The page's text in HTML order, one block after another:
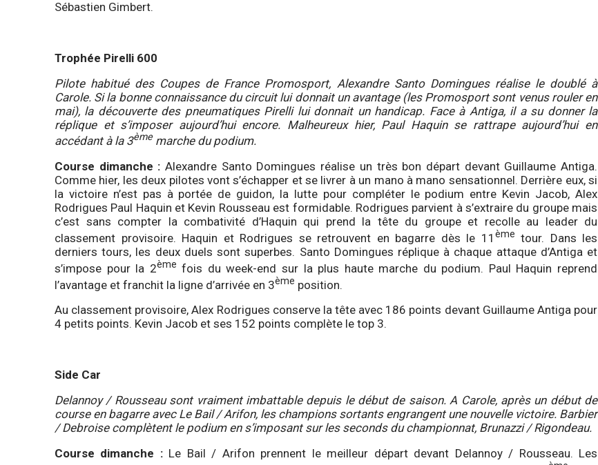
Sébastien Gimbert.
Trophée Pirelli 600
Pilote habitué des Coupes de France Promosport, Alexandre Santo Domingues réalise le doublé à
Carole. Si la bonne connaissance du circuit lui donnait un avantage (les Promosport sont venus rouler en
mai), la découverte des pneumatiques Pirelli lui donnait un handicap. Face à Antiga, il a su donner la
réplique et s’imposer aujourd’hui encore. Malheureux hier, Paul Haquin se rattrape aujourd’hui en
accédant à la 3ème marche du podium.
Course dimanche :Alexandre Santo Domingues réalise un très bon départ devant Guillaume Antiga.
Comme hier, les deux pilotes vont s’échapper et se livrer à un mano à mano sensationnel. Derrière eux, si
la victoire n’est pas à portée de guidon, la lutte pour compléter le podium entre Kevin Jacob, Alex
Rodrigues Paul Haquin et Kevin Rousseau est formidable. Rodrigues parvient à s’extraire du groupe mais
c’est sans compter la combativité d’Haquin qui prend la tête du groupe et recolle au leader du
classement provisoire. Haquin et Rodrigues se retrouvent en bagarre dès le 11 ème tour. Dans les
derniers tours, les deux duels sont superbes. Santo Domingues réplique à chaque attaque d’Antiga et
s’impose pour la 2ème fois du week-end sur la plus haute marche du podium. Paul Haquin reprend
l’avantage et franchit la ligne d’arrivée en 3ème position.
Au classement provisoire, Alex Rodrigues conserve la tête avec 186 points devant Guillaume Antiga pour
4 petits points. Kevin Jacob et ses 152 points complète le top 3.
Side Car
Delannoy / Rousseau sont vraiment imbattable depuis le début de saison. A Carole, après un début de
course en bagarre avec Le Bail / Arifon, les champions sortants engrangent une nouvelle victoire. Barbier
/ Debroise complètent le podium en s’imposant sur les seconds du championnat, Brunazzi / Rigondeau.
Course dimanche : Le Bail / Arifon prennent le meilleur départ devant Delannoy / Rousseau. Les